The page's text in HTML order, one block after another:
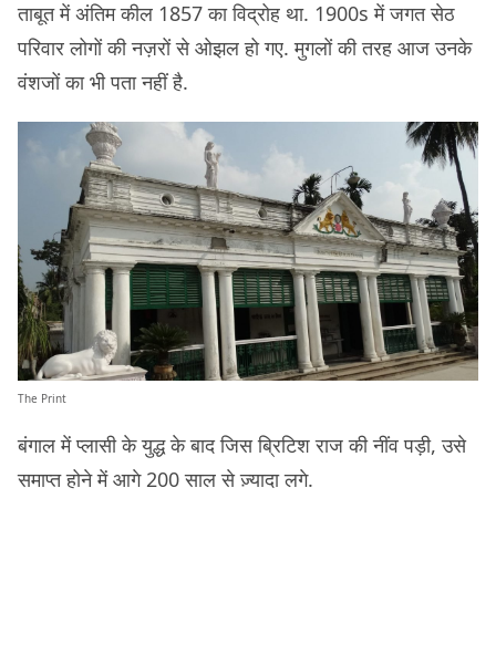
ताबूत में अंतिम कील 1857 का विद्रोह था. 1900s में जगत सेठ
परिवार लोगों की नज़रों से ओझल हो गए. मुगलों की तरह आज उनके
वंशजों का भी पता नहीं है.
The Print
बंगाल में प्लासी के युद्ध के बाद जिस ब्रिटिश राज की नींव पड़ी, उसे
समाप्त होने में आगे 200 साल से ज़्यादा लगे.